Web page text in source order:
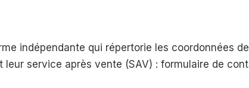
indépendante qui répertorie les coordonnées
service après vente (SAV) : formulaire de